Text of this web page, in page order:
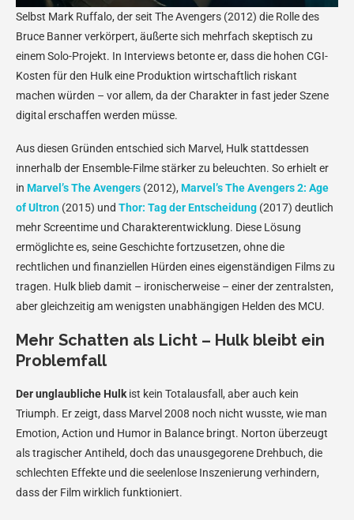
Selbst Mark Ruffalo, der seit The Avengers (2012) die Rolle des
Bruce Banner verkörpert, äußerte sich mehrfach skeptisch zu
einem Solo-Projekt. In Interviews betonte er, dass die hohen CGI-
Kosten für den Hulk eine Produktion wirtschaftlich riskant
machen würden – vor allem, da der Charakter in fast jeder Szene
digital erschaffen werden müsse.
Aus diesen Gründen entschied sich Marvel, Hulk stattdessen
innerhalb der Ensemble-Filme stärker zu beleuchten. So erhielt er
in Marvel’s The Avengers (2012), Marvel’s The Avengers 2: Age
of Ultron (2015) und Thor: Tag der Entscheidung (2017) deutlich
mehr Screentime und Charakterentwicklung. Diese Lösung
ermöglichte es, seine Geschichte fortzusetzen, ohne die
rechtlichen und finanziellen Hürden eines eigenständigen Films zu
tragen. Hulk blieb damit – ironischerweise – einer der zentralsten,
aber gleichzeitig am wenigsten unabhängigen Helden des MCU.
Mehr Schatten als Licht – Hulk bleibt ein
Problemfall
Der unglaubliche Hulk ist kein Totalausfall, aber auch kein
Triumph. Er zeigt, dass Marvel 2008 noch nicht wusste, wie man
Emotion, Action und Humor in Balance bringt. Norton überzeugt
als tragischer Antiheld, doch das unausgegorene Drehbuch, die
schlechten Effekte und die seelenlose Inszenierung verhindern,
dass der Film wirklich funktioniert.